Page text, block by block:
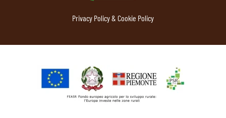
Privacy Policy & Cookie Policy